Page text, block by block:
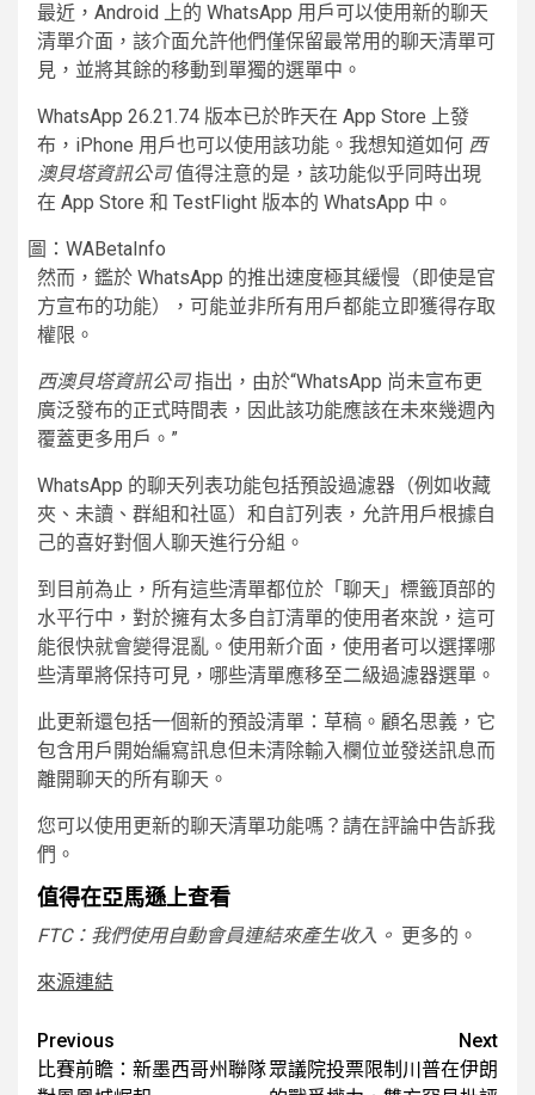
最近，Android 上的 WhatsApp 用戶可以使用新的聊天
清單介面，該介面允許他們僅保留最常用的聊天清單可
見，並將其餘的移動到單獨的選單中。
WhatsApp 26.21.74 版本已於昨天在 App Store 上發
布，iPhone 用戶也可以使用該功能。我想知道如何 西
澳貝塔資訊公司值得注意的是，該功能似乎同時出現
在 App Store 和 TestFlight 版本的 WhatsApp 中。
圖：WABetaInfo
然而，鑑於 WhatsApp 的推出速度極其緩慢（即使是官
方宣布的功能），可能並非所有用戶都能立即獲得存取
權限。
西澳貝塔資訊公司指出，由於“WhatsApp 尚未宣布更
廣泛發布的正式時間表，因此該功能應該在未來幾週內
覆蓋更多用戶。”
WhatsApp 的聊天列表功能包括預設過濾器（例如收藏
夾、未讀、群組和社區）和自訂列表，允許用戶根據自
己的喜好對個人聊天進行分組。
到目前為止，所有這些清單都位於「聊天」標籤頂部的
水平行中，對於擁有太多自訂清單的使用者來說，這可
能很快就會變得混亂。使用新介面，使用者可以選擇哪
些清單將保持可見，哪些清單應移至二級過濾器選單。
此更新還包括一個新的預設清單：草稿。顧名思義，它
包含用戶開始編寫訊息但未清除輸入欄位並發送訊息而
離開聊天的所有聊天。
您可以使用更新的聊天清單功能嗎？請在評論中告訴我
們。
值得在亞馬遜上查看
FTC：我們使用自動會員連結來產生收入。 更多的。
來源連結
Post
navigation
Previous
比賽前瞻：新墨西哥州聯隊
Next
眾議院投票限制川普在伊朗